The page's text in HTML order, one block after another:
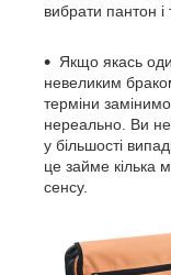
вибрати пантон і
Якщо якась
невеликим
терміни
нереально. Ви не
у більшості
це займе кілька
сенсу.